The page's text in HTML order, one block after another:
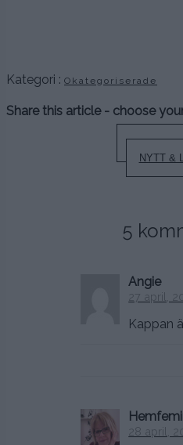
Kategori : Okategoriserade
Share this article - choose
Inläggsnavigering
MOIST –
NYTT &
5
Angie
27 april,
Kappan
28 april,